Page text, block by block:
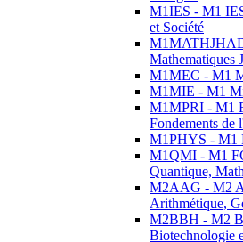
M1IES - M1
et Société
Mathematiques
M1MEC - M1
M1MIE - M1
M1MPRI - M1
Fondements de
M1PHYS - M1
M1QMI - M1
Quantique,
M2AAG - M2
Arithmétique,
M2BBH - M2
Biotechnologie